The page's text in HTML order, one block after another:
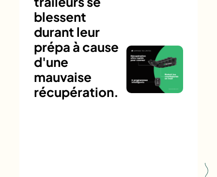
blessent
durant leur
prépa à cause
d'une
mauvaise
récupération.